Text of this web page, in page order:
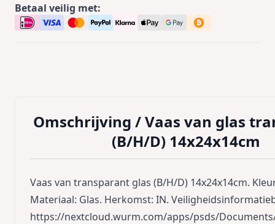
Betaal veilig met:
Omschrijving /Vaas van glas
(B/H/D) 14x24x14cm
Vaas van transparant glas (B/H/D) 14x24x14cm.
Materiaal: Glas. Herkomst: IN.
https://nextcloud.wurm.com/apps/psds/